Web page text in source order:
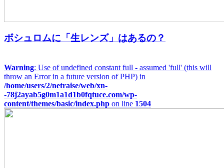
ボシュロムに「生レンズ」はあるの？
Warning: Use of undefined constant full - assumed 'full' (this will
throw an Error in a future version of PHP) in
/home/users/2/netraise/web/xn-
-78j2ayab5g0m1a1d1b0fqtuce.com/wp-
content/themes/basic/index.php on line 1504